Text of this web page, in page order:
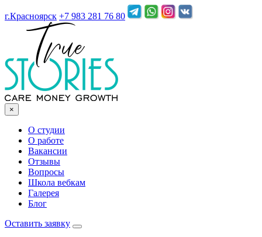
г.Красноярск +7 983 281 76 80
×
О студии
О работе
Вакансии
Отзывы
Вопросы
Школа вебкам
Галерея
Блог
Оставить заявку